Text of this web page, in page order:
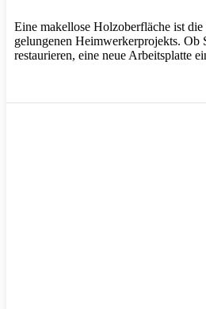
Eine makellose Holzoberfläche ist die
gelungenen Heimwerkerprojekts. Ob
restaurieren, eine neue Arbeitsplatte